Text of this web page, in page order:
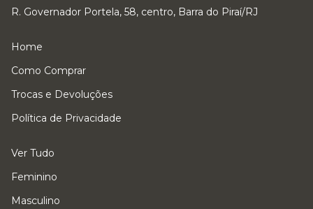
R. Governador Portela, 58, centro, Barra do Piraí/RJ
Home
Como Comprar
Trocas e Devoluções
Política de Privacidade
Ver Tudo
Feminino
Masculino